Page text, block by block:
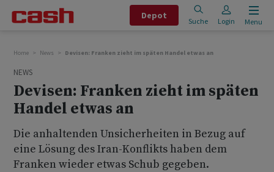
Depot
Suche Login Menu
Home News Devisen: Franken zieht im späten Handel etwas an
NEWS
Devisen: Franken zieht im späten
Handel etwas an
Die anhaltenden Unsicherheiten in Bezug auf
eine Lösung des Iran-Konflikts haben dem
Franken wieder etwas Schub gegeben.